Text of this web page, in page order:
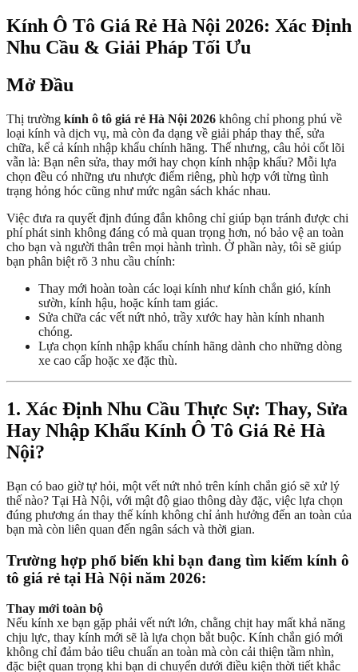
Kính Ô Tô Giá Rẻ Hà Nội 2026: Xác Định
Nhu Cầu & Giải Pháp Tối Ưu
Mở Đầu
Thị trường kính ô tô giá rẻ Hà Nội 2026 không chỉ phong phú về
loại kính và dịch vụ, mà còn đa dạng về giải pháp thay thế, sửa
chữa, kể cả kính nhập khẩu chính hãng. Thế nhưng, câu hỏi cốt lõi
vẫn là: Bạn nên sửa, thay mới hay chọn kính nhập khẩu? Mỗi lựa
chọn đều có những ưu nhược điểm riêng, phù hợp với từng tình
trạng hỏng hóc cũng như mức ngân sách khác nhau.
Việc đưa ra quyết định đúng đắn không chỉ giúp bạn tránh được chi
phí phát sinh không đáng có mà quan trọng hơn, nó bảo vệ an toàn
cho bạn và người thân trên mọi hành trình. Ở phần này, tôi sẽ giúp
bạn phân biệt rõ 3 nhu cầu chính:
Thay mới hoàn toàn các loại kính như kính chắn gió, kính
sườn, kính hậu, hoặc kính tam giác.
Sửa chữa các vết nứt nhỏ, trầy xước hay hàn kính nhanh
chóng.
Lựa chọn kính nhập khẩu chính hãng dành cho những dòng
xe cao cấp hoặc xe đặc thù.
1. Xác Định Nhu Cầu Thực Sự: Thay, Sửa
Hay Nhập Khẩu Kính Ô Tô Giá Rẻ Hà
Nội?
Bạn có bao giờ tự hỏi, một vết nứt nhỏ trên kính chắn gió sẽ xử lý
thế nào? Tại Hà Nội, với mật độ giao thông dày đặc, việc lựa chọn
đúng phương án thay thế kính không chỉ ảnh hưởng đến an toàn của
bạn mà còn liên quan đến ngân sách và thời gian.
Trường hợp phổ biến khi bạn đang tìm kiếm kính ô
tô giá rẻ tại Hà Nội năm 2026:
Thay mới toàn bộ
Nếu kính xe bạn gặp phải vết nứt lớn, chằng chịt hay mất khả năng
chịu lực, thay kính mới sẽ là lựa chọn bắt buộc. Kính chắn gió mới
không chỉ đảm bảo tiêu chuẩn an toàn mà còn cải thiện tầm nhìn,
đặc biệt quan trọng khi bạn di chuyển dưới điều kiện thời tiết khắc